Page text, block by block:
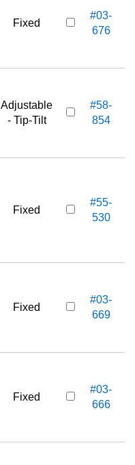
Fixed
#03-
676
Adjustable
- Tip-Tilt
#58-
854
Fixed
#55-
530
Fixed
#03-
669
Fixed
#03-
666